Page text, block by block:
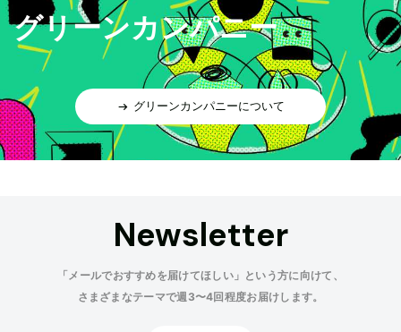
グリーンカンパニー
グリーンカンパニーについて
Newsletter
「メールでおすすめを届けてほしい」という方に向けて、
さまざまなテーマで週3〜4回程度お届けします。